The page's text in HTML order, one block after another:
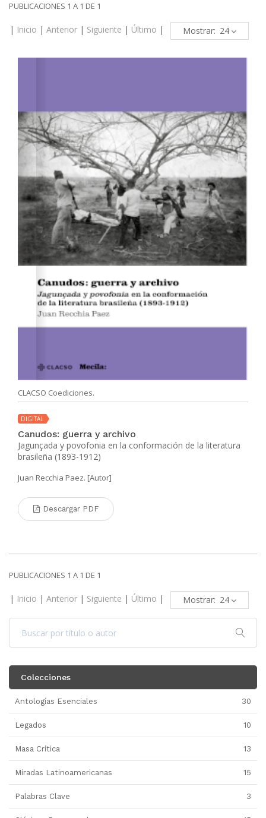
PUBLICACIONES 1 A 1 DE 1
| Inicio | Anterior | Siguiente | Último | Mostrar:
CLACSO Coediciones.
DIGITAL
Canudos: guerra y archivo
Jagunçada y povofonia en la conformación de la literatura
brasileña (1893-1912)
Juan Recchia Paez. [Autor]
Descargar PDF
PUBLICACIONES 1 A 1 DE 1
| Inicio | Anterior | Siguiente | Último | Mostrar:
Colecciones
Antologías Esenciales 30
Legados 10
Masa Crítica 13
Miradas Latinoamericanas 15
Palabras Clave 3